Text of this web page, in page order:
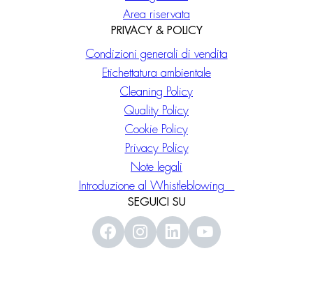
Area riservata
PRIVACY & POLICY
Condizioni generali di vendita
Etichettatura ambientale
Cleaning Policy
Quality Policy
Cookie Policy
Privacy Policy
Note legali
Introduzione al Whistleblowing
SEGUICI SU